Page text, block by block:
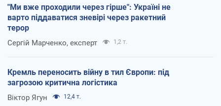
"Ми вже проходили через гірше": Україні не
варто піддаватися зневірі через ракетний
терор
Сергій Марченко, експерт 1,2 т.
Кремль переносить війну в тил Європи: під
загрозою критична логістика
Віктор Ягун 12,4 т.